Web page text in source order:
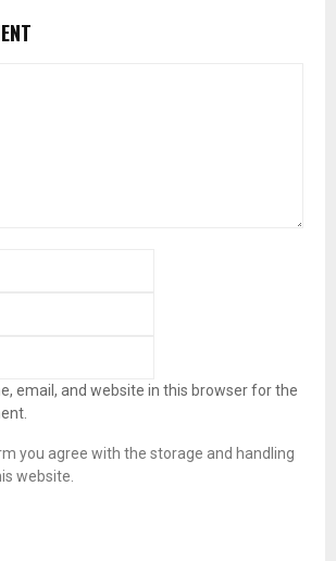
email, and website in this browser for the
you agree with the storage and handling
website.